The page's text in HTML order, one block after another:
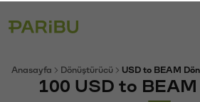
Anasayfa Dönüştürücü USD to BEAM
100 USD to